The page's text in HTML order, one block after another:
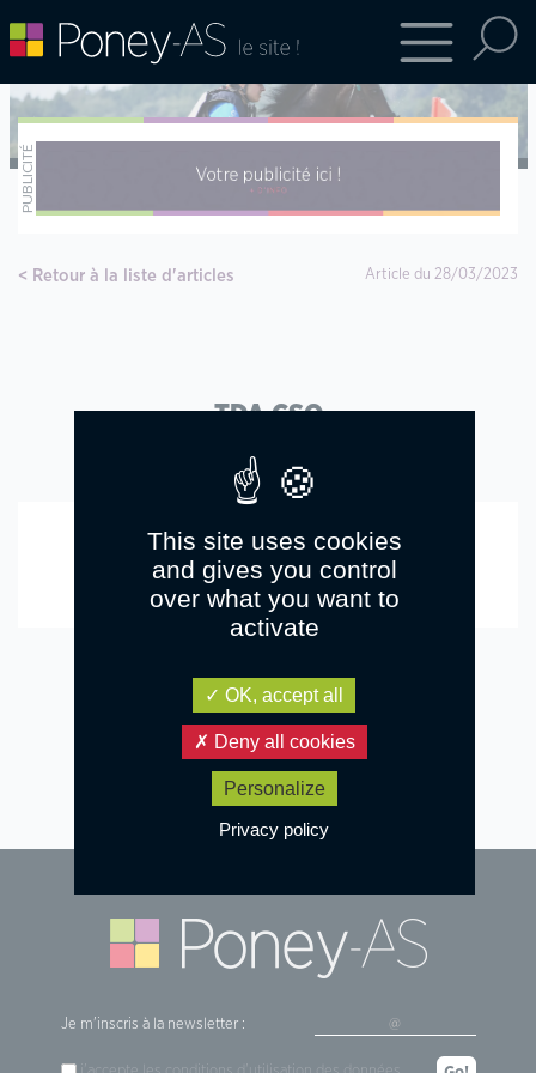
Retour à la liste d'articles Article du 28/03/2023
TDA CSO
Retour à la liste d'articles
Je m'inscris à la newsletter :
This site uses cookies
and gives you control
over what you want to
activate
OK, accept all
Deny all cookies
Personalize
Privacy policy